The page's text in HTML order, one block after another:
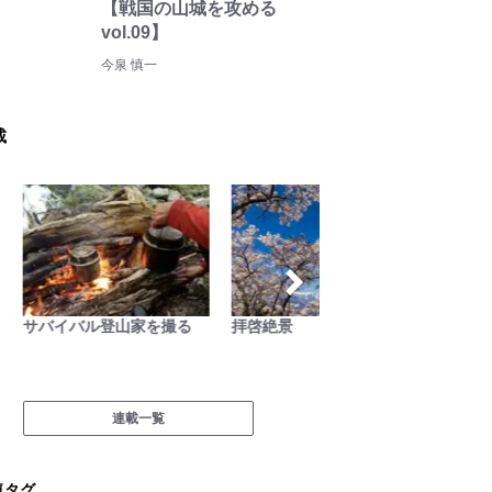
【戦国の山城を攻める
vol.09】
今泉 慎一
サバイバル登山家を撮る 拝啓絶景
連載一覧